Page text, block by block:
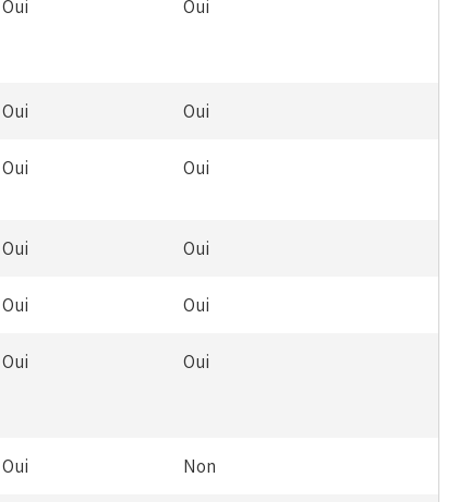
Oui Oui
Oui Oui
Oui Oui
Oui Oui
Oui Oui
Oui Oui
Oui Non